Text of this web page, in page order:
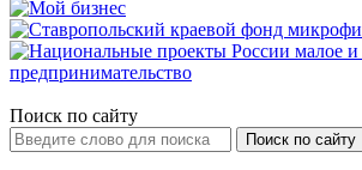
Поиск по сайту
Поиск по сайту